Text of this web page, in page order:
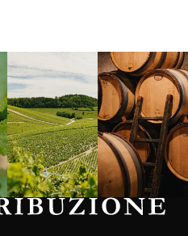
Borgogna,
Francia
Instagram